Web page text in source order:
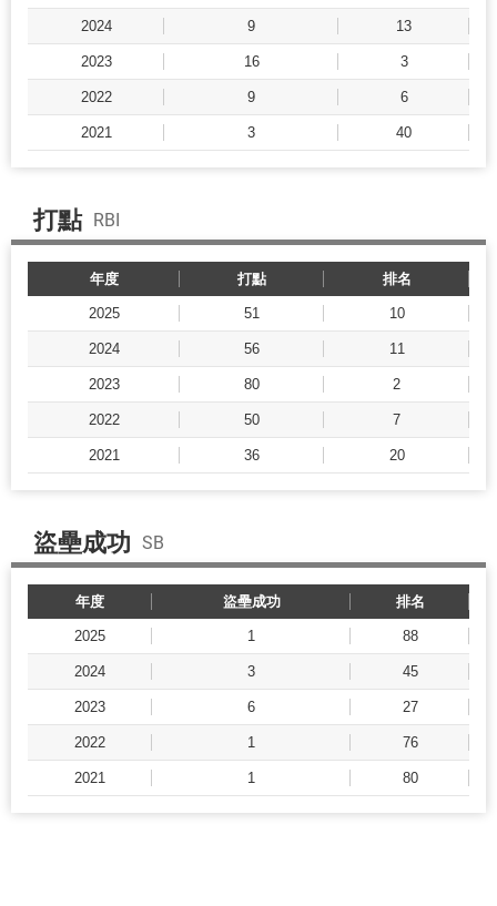
2024 9 13
2023 16 3
2022 9 6
2021 3 40
打點 RBI
年度 打點 排名
2025 51 10
2024 56 11
2023 80 2
2022 50 7
2021 36 20
盜壘成功 SB
年度 盜壘成功 排名
2025 1 88
2024 3 45
2023 6 27
2022 1 76
2021 1 80